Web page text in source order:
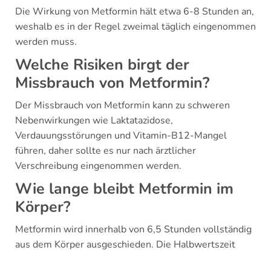
Die Wirkung von Metformin hält etwa 6-8 Stunden an,
weshalb es in der Regel zweimal täglich eingenommen
werden muss.
Welche Risiken birgt der
Missbrauch von Metformin?
Der Missbrauch von Metformin kann zu schweren
Nebenwirkungen wie Laktatazidose,
Verdauungsstörungen und Vitamin-B12-Mangel
führen, daher sollte es nur nach ärztlicher
Verschreibung eingenommen werden.
Wie lange bleibt Metformin im
Körper?
Metformin wird innerhalb von 6,5 Stunden vollständig
aus dem Körper ausgeschieden. Die Halbwertszeit